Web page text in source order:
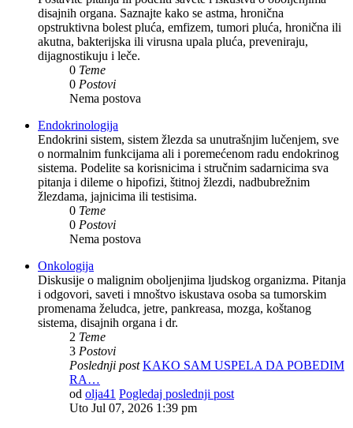
disajnih organa. Saznajte kako se astma, hronična
opstruktivna bolest pluća, emfizem, tumori pluća, hronična ili
akutna, bakterijska ili virusna upala pluća, preveniraju,
dijagnostikuju i leče.
0 Teme
0 Postovi
Nema postova
Endokrinologija
Endokrini sistem, sistem žlezda sa unutrašnjim lučenjem, sve
o normalnim funkcijama ali i poremećenom radu endokrinog
sistema. Podelite sa korisnicima i stručnim sadarnicima sva
pitanja i dileme o hipofizi, štitnoj žlezdi, nadbubrežnim
žlezdama, jajnicima ili testisima.
0 Teme
0 Postovi
Nema postova
Onkologija
Diskusije o malignim oboljenjima ljudskog organizma. Pitanja
i odgovori, saveti i mnoštvo iskustava osoba sa tumorskim
promenama želudca, jetre, pankreasa, mozga, koštanog
sistema, disajnih organa i dr.
2 Teme
3 Postovi
Poslednji post KAKO SAM USPELA DA POBEDIM
RA…
od olja41 Pogledaj poslednji post
Uto Jul 07, 2026 1:39 pm